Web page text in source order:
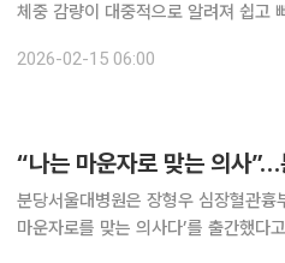
체중 감량이 대중적으로 알려져 쉽고
어 주의해야 한다. 김원준
2026-02-15 06:00
“나는 마운자로 맞는 의사”…
분당서울대병원은 장형우 심장혈관
마운자로를 맞는 의사다’를 출간했다고 20일 밝혔다. 이 책은 심장